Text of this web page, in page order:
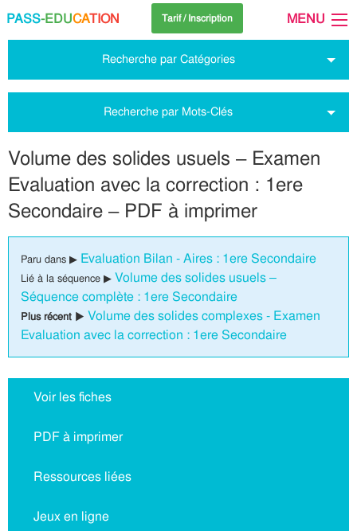
PASS-EDUCATION Tarif / Inscription MENU
Recherche par Catégories
Recherche par Mots-Clés
Volume des solides usuels – Examen
Evaluation avec la correction : 1ere
Secondaire – PDF à imprimer
Paru dans ▶ Evaluation Bilan - Aires : 1ere Secondaire
Lié à la séquence ▶ Volume des solides usuels –
Séquence complète : 1ere Secondaire
Plus récent ▶ Volume des solides complexes - Examen
Evaluation avec la correction : 1ere Secondaire
Voir les fiches
PDF à imprimer
Ressources liées
Jeux en ligne